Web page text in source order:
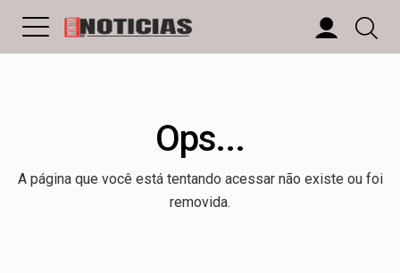
Ops...
A página que você está tentando acessar não existe ou foi
removida.